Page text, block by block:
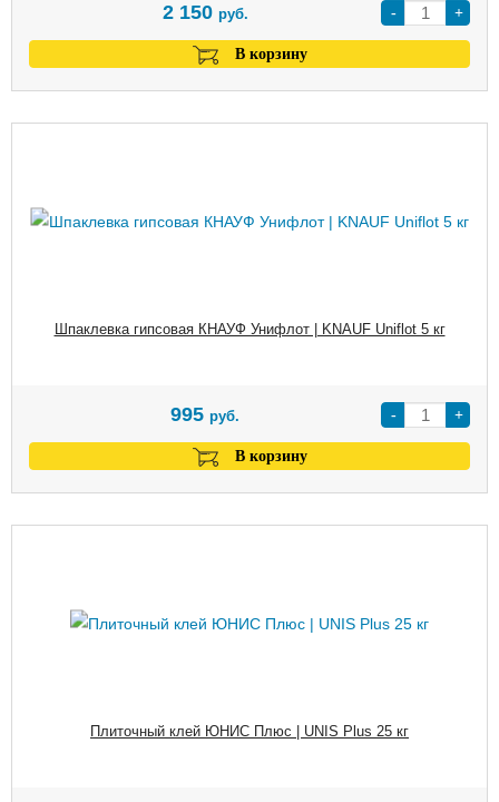
- +
2 150 руб.
В корзину
Шпаклевка гипсовая КНАУФ Унифлот | KNAUF Uniflot 5 кг
- +
995 руб.
В корзину
Плиточный клей ЮНИС Плюс | UNIS Plus 25 кг